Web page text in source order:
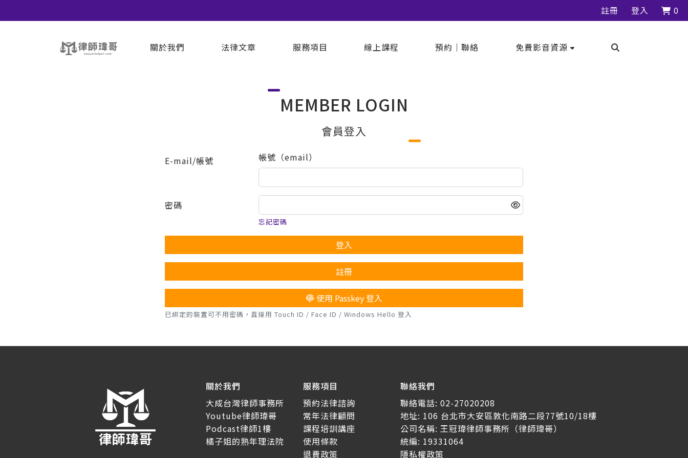
註冊 登入 0
關於我們 法律文章 服務項目 線上課程 預約｜聯絡 免費影音資源
MEMBER LOGIN
會員登入
E-mail/帳號 帳號（email）
密碼
忘記密碼
登入
註冊
使用 Passkey 登入
已綁定的裝置可不用密碼，直接用 Touch ID / Face ID / Windows Hello 登入
關於我們
大成台灣律師事務所
Youtube律師瑋哥
Podcast律師1樓
橘子姐的熟年理法院
服務項目
預約法律諮詢
常年法律顧問
課程培訓講座
使用條款
退費政策
聯絡我們
聯絡電話: 02-27020208
地址: 106 台北市大安區敦化南路二段77號10/18樓
公司名稱: 王冠瑋律師事務所（律師瑋哥）
統編: 19331064
隱私權政策